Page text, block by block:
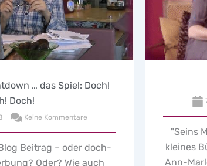
Keine
"Seins Momente" von Verena von
kleines Büchlein zum Aufblättern und
Ann-Marlene hat es buchstäblich